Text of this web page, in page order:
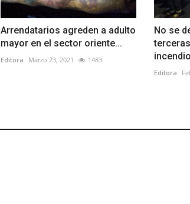
Arrendatarios agreden a adulto
mayor en el sector oriente...
Editora Marzo 23, 2021 1483
No se
Editora